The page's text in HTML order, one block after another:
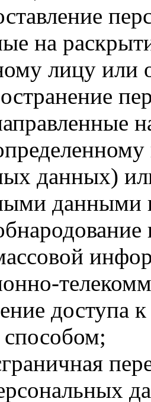
на
лицу или
данных)
данными